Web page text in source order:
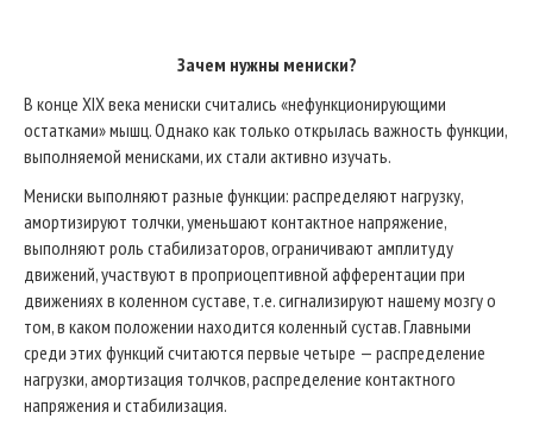
Зачем нужны мениски?
В конце XIX века мениски считались «нефункционирующими
остатками» мышц. Однако как только открылась важность функции,
выполняемой менисками, их стали активно изучать.
Мениски выполняют разные функции: распределяют нагрузку,
амортизируют толчки, уменьшают контактное напряжение,
выполняют роль стабилизаторов, ограничивают амплитуду
движений, участвуют в проприоцептивной афферентации при
движениях в коленном суставе, т.е. сигнализируют нашему мозгу о
том, в каком положении находится коленный сустав. Главными
среди этих функций считаются первые четыре — распределение
нагрузки, амортизация толчков, распределение контактного
напряжения и стабилизация.